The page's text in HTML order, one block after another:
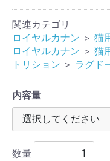
関連カテゴリ
ロイヤルカナン ＞ 猫
ロイヤルカナン ＞ 猫
トリション ＞ ラグド
内容量
数量